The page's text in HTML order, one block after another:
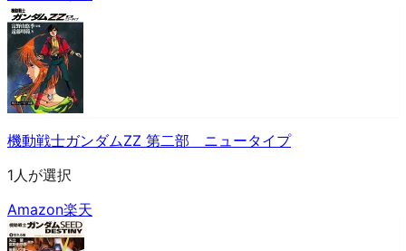
機動戦士ガンダムZZ 第二部 ニュータイプ
1人が選択
Amazon楽天